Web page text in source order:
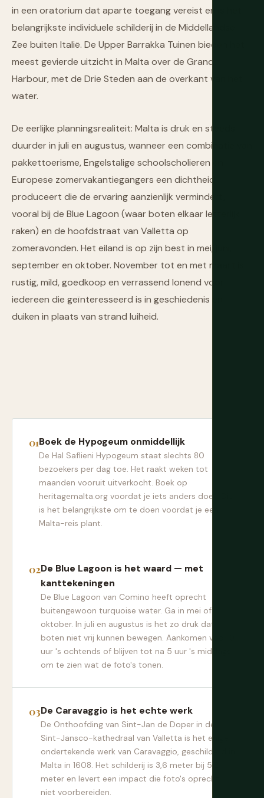
in een oratorium dat aparte toegang vereist en is het
belangrijkste individuele schilderij in de Middellandse
Zee buiten Italië. De Upper Barrakka Tuinen bieden het
meest gevierde uitzicht in Malta over de Grand
Harbour, met de Drie Steden aan de overkant van het
water.
De eerlijke planningsrealiteit: Malta is druk en steeds
duurder in juli en augustus, wanneer een combinatie van
pakkettoerisme, Engelstalige schoolscholieren en
Europese zomervakantiegangers een dichtheid
produceert die de ervaring aanzienlijk vermindert,
vooral bij de Blue Lagoon (waar boten elkaar letterlijk
raken) en de hoofdstraat van Valletta op
zomeravonden. Het eiland is op zijn best in mei, juni,
september en oktober. November tot en met maart is
rustig, mild, goedkoop en verrassend lonend voor
iedereen die geïnteresseerd is in geschiedenis en
duiken in plaats van strand luiheid.
Boek de Hypogeum onmiddellijk
De Hal Saflieni Hypogeum staat slechts 80
bezoekers per dag toe. Het raakt weken tot
maanden vooruit uitverkocht. Boek op
heritagemalta.org voordat je iets anders doet. Dit
is het belangrijkste om te doen voordat je een
Malta-reis plant.
De Blue Lagoon is het waard — met
kanttekeningen
De Blue Lagoon van Comino heeft oprecht
buitengewoon turquoise water. Ga in mei of
oktober. In juli en augustus is het zo druk dat
boten niet vrij kunnen bewegen. Aankomen voor 9
uur 's ochtends of blijven tot na 5 uur 's middags
om te zien wat de foto's tonen.
De Caravaggio is het echte werk
De Onthoofding van Sint-Jan de Doper in de
Sint-Jansco-kathedraal van Valletta is het enige
ondertekende werk van Caravaggio, geschilderd in
Malta in 1608. Het schilderij is 3,6 meter bij 5,2
meter en levert een impact die foto's oprecht
niet voorbereiden.